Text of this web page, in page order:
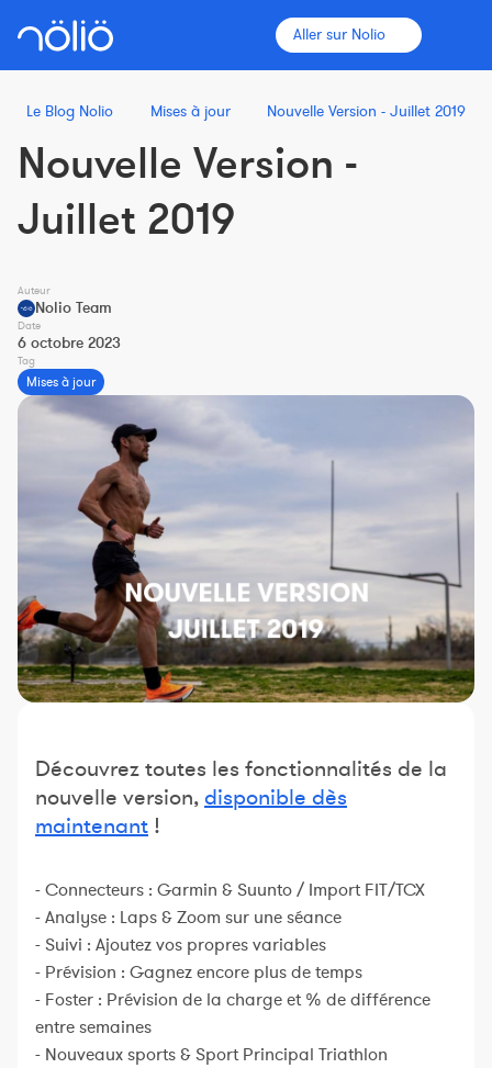
Aller sur Nolio
La plateforme pour tous
Entraîneurs
Clubs
Sportifs
Plus d'informations
Fonctionnalités
Constructeur de séances
Sportif Premium
L'équipe Nolio
FAQ
Le Blog Nolio Mises à jour Nouvelle Version - Juillet 2019
Nouvelle Version -
Juillet 2019
Auteur
Nolio Team
Date
6 octobre 2023
Tag
Mises à jour
Découvrez toutes les fonctionnalités de la
nouvelle version,disponible dès
maintenant !
- Connecteurs : Garmin & Suunto / Import FIT/TCX
- Analyse : Laps & Zoom sur une séance
- Suivi : Ajoutez vos propres variables
- Prévision : Gagnez encore plus de temps
- Foster : Prévision de la charge et % de différence
entre semaines
- Nouveaux sports & Sport Principal Triathlon